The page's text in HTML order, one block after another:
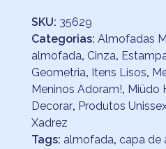
SKU: 35629
Categorias: Almofadas
almofada, Cinza,
Geometria, Itens Lisos,
Meninos Adoram!, Miüdo
Decorar, Produtos
Xadrez
Tags: almofada, capa de